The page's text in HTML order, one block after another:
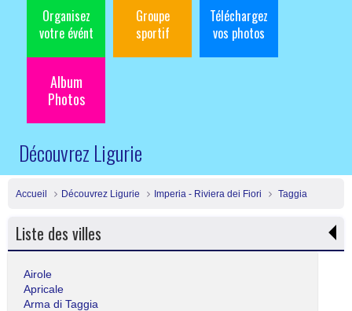
Organisez
votre évént
Groupe
sportif
Téléchargez
vos photos
Album
Photos
Découvrez Ligurie
Accueil Découvrez Ligurie Imperia - Riviera dei Fiori Taggia
Liste des villes
Airole
Apricale
Arma di Taggia